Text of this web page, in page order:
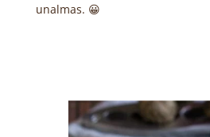
unalmas. 😀